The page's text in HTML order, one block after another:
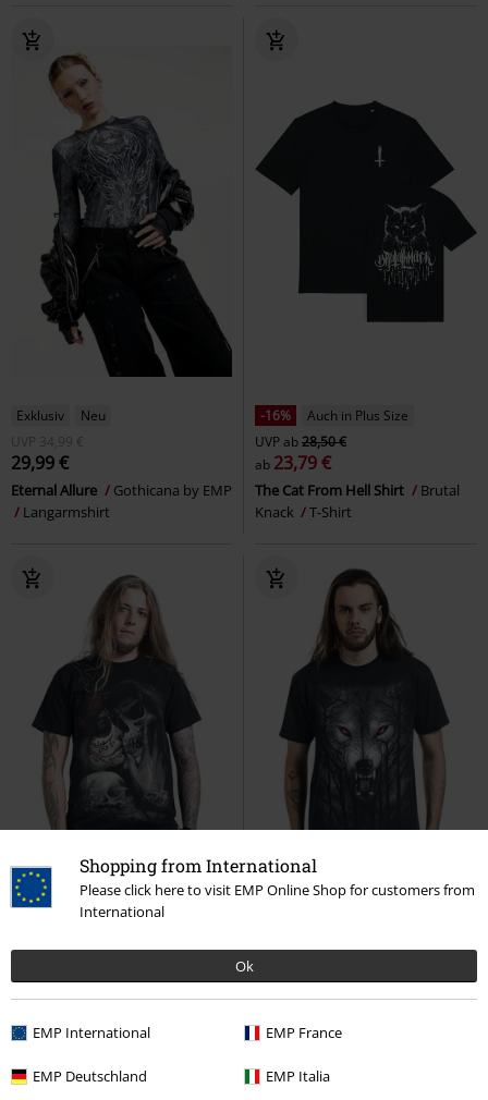
Shopping from International
Please click here to visit EMP Online Shop for customers from
International
Ok
EMP International EMP France
EMP Deutschland EMP Italia
Exklusiv
Neu
UVP
34,99 €
29,99 €
Eternal Allure
Gothicana by EMP
Langarmshirt
-16%
Auch in Plus Size
UVPab28,50 €
ab 23,79 €
The Cat From Hell Shirt
Brutal
Knack
T-Shirt
Auch in Plus Size
ab19,99 €
Dead Kiss Spiral T-Shirt
Auch in Plus Size
ab19,99 €
Forest Wolf